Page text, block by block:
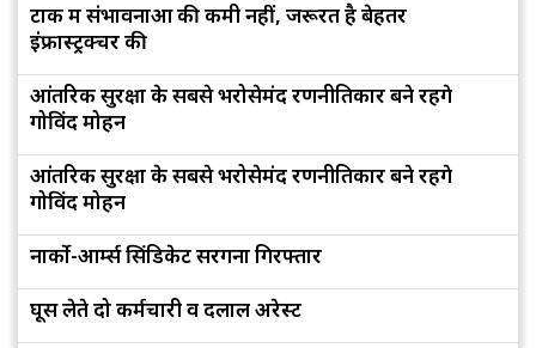
टोंक में संभावनाओं की कमी नहीं, जरूरत है बेहतर
इंफ्रास्ट्रक्चर की
आंतरिक सुरक्षा के सबसे भरोसेमंद रणनीतिकार बने रहेंगे
गोविंद मोहन
आंतरिक सुरक्षा के सबसे भरोसेमंद रणनीतिकार बने रहेंगे
गोविंद मोहन
नार्को-आर्म्स सिंडिकेट सरगना गिरफ्तार
घूस लेते दो कर्मचारी व दलाल अरेस्ट